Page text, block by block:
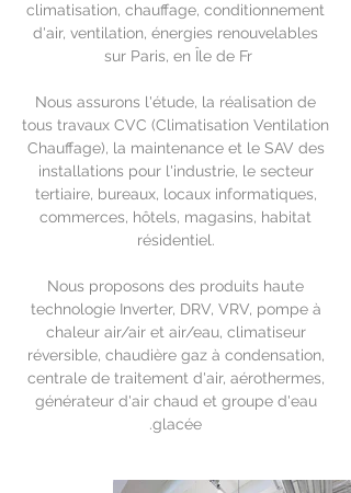
climatisation, chauffage, conditionnement
d'air, ventilation, énergies renouvelables
sur Paris, en Île de Fr
Nous assurons l'étude, la réalisation de
tous travaux CVC (Climatisation Ventilation
Chauffage), la maintenance et le SAV des
installations pour l'industrie, le secteur
tertiaire, bureaux, locaux informatiques,
commerces, hôtels, magasins, habitat
résidentiel.
Nous proposons des produits haute
technologie Inverter, DRV, VRV, pompe à
chaleur air/air et air/eau, climatiseur
réversible, chaudière gaz à condensation,
centrale de traitement d'air, aérothermes,
générateur d'air chaud et groupe d'eau
glacée.